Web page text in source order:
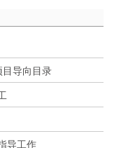
导向目录
导工作